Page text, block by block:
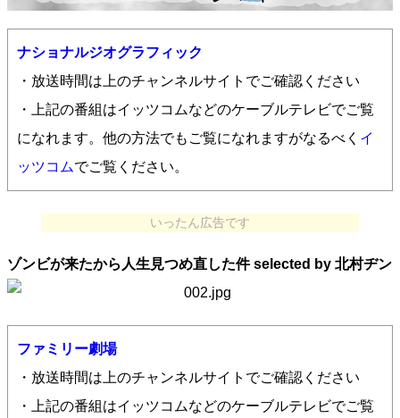
ナショナルジオグラフィック
・放送時間は上のチャンネルサイトでご確認ください
・上記の番組はイッツコムなどのケーブルテレビでご覧
になれます。他の方法でもご覧になれますがなるべく イ
ッツコムでご覧ください。
いったん広告です
ゾンビが来たから人生見つめ直した件 selected by 北村ヂン
ファミリー劇場
・放送時間は上のチャンネルサイトでご確認ください
・上記の番組はイッツコムなどのケーブルテレビでご覧